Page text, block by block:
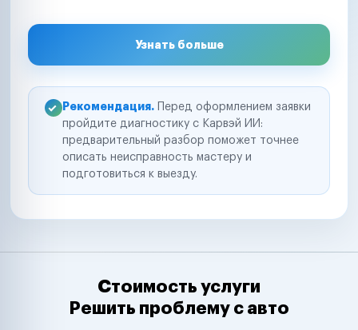
Узнать больше
Рекомендация. Перед оформлением заявки
пройдите диагностику с Карвэй ИИ:
предварительный разбор поможет точнее
описать неисправность мастеру и
подготовиться к выезду.
Стоимость услуги
Решить проблему с авто